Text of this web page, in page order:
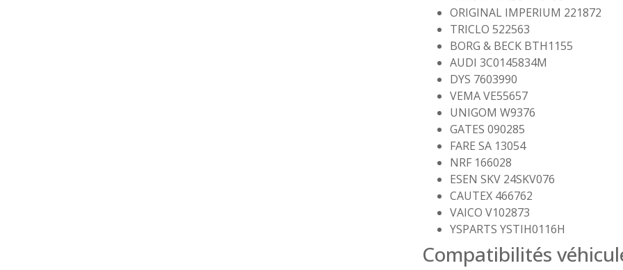
ORIGINAL IMPERIUM 221872
TRICLO 522563
BORG & BECK BTH1155
AUDI 3C0145834M
DYS 7603990
VEMA VE55657
UNIGOM W9376
GATES 090285
FARE SA 13054
NRF 166028
ESEN SKV 24SKV076
CAUTEX 466762
VAICO V102873
YSPARTS YSTIH0116H
Compatibilités